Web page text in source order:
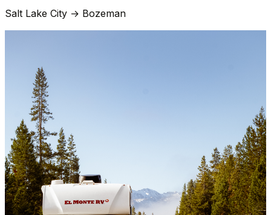
Salt Lake City → Bozeman